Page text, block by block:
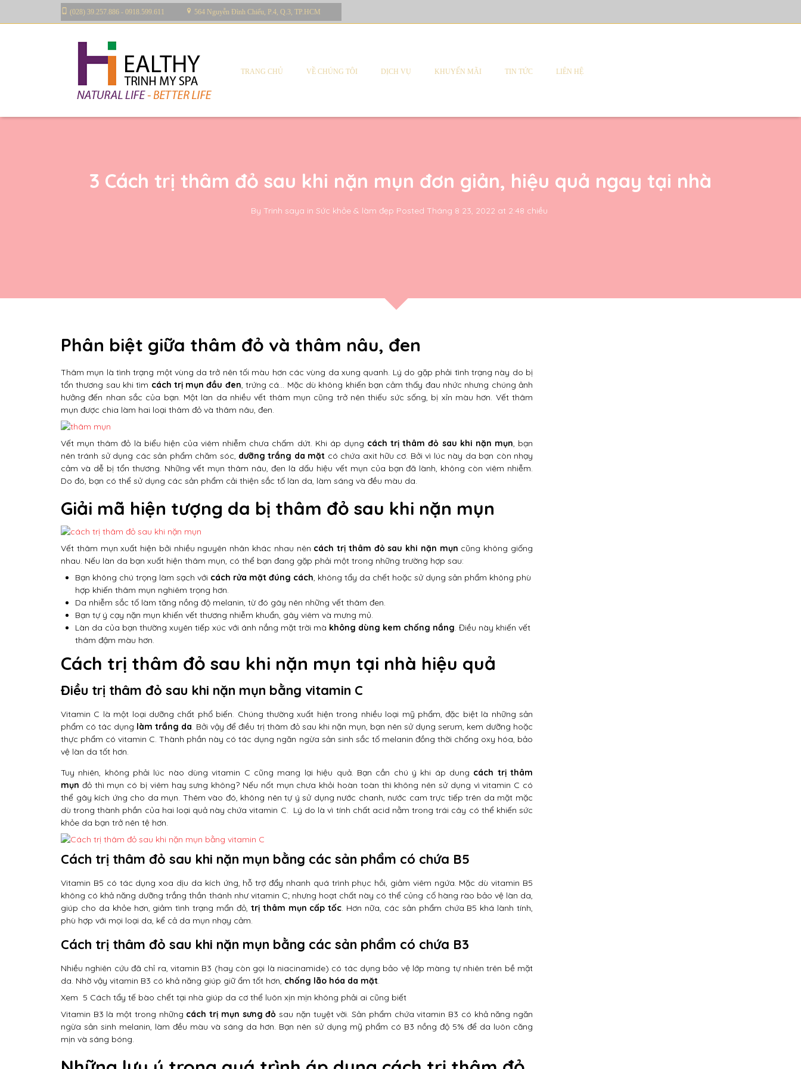
(028) 39.257.886 - 0918.599.611 564 Nguyễn Đình Chiểu, P.4, Q.3, TP.HCM
TRANG CHỦ VỀ CHÚNG TÔI DỊCH VỤ KHUYẾN MÃI TIN TỨC LIÊN HỆ
3 Cách trị thâm đỏ sau khi nặn mụn đơn giản, hiệu quả ngay tại nhà
By Trinh saya in Sức khỏe & làm đẹp Posted Tháng 8 23, 2022 at 2:48 chiều
Phân biệt giữa thâm đỏ và thâm nâu, đen
Thâm mụn là tình trạng một vùng da trở nên tối màu hơn các vùng da xung quanh. Lý do gặp phải tình trạng này do bị
tổn thương sau khi tìm cách trị mụn đầu đen, trứng cá… Mặc dù không khiến bạn cảm thấy đau nhức nhưng chúng ảnh
hưởng đến nhan sắc của bạn. Một làn da nhiều vết thâm mụn cũng trở nên thiếu sức sống, bị xỉn màu hơn. Vết thâm
mụn được chia làm hai loại thâm đỏ và thâm nâu, đen.
Vết mụn thâm đỏ là biểu hiện của viêm nhiễm chưa chấm dứt. Khi áp dụng cách trị thâm đỏ sau khi nặn mụn, bạn
nên tránh sử dụng các sản phẩm chăm sóc, dưỡng trắng da mặt có chứa axit hữu cơ. Bởi vì lúc này da bạn còn nhạy
cảm và dễ bị tổn thương. Những vết mụn thâm nâu, đen là dấu hiệu vết mụn của bạn đã lành, không còn viêm nhiễm.
Do đó, bạn có thể sử dụng các sản phẩm cải thiện sắc tố làn da, làm sáng và đều màu da.
Giải mã hiện tượng da bị thâm đỏ sau khi nặn mụn
Vết thâm mụn xuất hiện bởi nhiều nguyên nhân khác nhau nên cách trị thâm đỏ sau khi nặn mụn cũng không giống
nhau. Nếu làn da bạn xuất hiện thâm mụn, có thể bạn đang gặp phải một trong những trường hợp sau:
Bạn không chú trọng làm sạch với cách rửa mặt đúng cách, không tẩy da chết hoặc sử dụng sản phẩm không phù
hợp khiến thâm mụn nghiêm trọng hơn.
Da nhiễm sắc tố làm tăng nồng độ melanin, từ đó gây nên những vết thâm đen.
Bạn tự ý cạy nặn mụn khiến vết thương nhiễm khuẩn, gây viêm và mưng mủ.
Làn da của bạn thường xuyên tiếp xúc với ánh nắng mặt trời mà không dùng kem chống nắng. Điều này khiến vết
thâm đậm màu hơn.
Cách trị thâm đỏ sau khi nặn mụn tại nhà hiệu quả
Điều trị thâm đỏ sau khi nặn mụn bằng vitamin C
Vitamin C là một loại dưỡng chất phổ biến. Chúng thường xuất hiện trong nhiều loại mỹ phẩm, đặc biệt là những sản
phẩm có tác dụng làm trắng da. Bởi vậy để điều trị thâm đỏ sau khi nặn mụn, bạn nên sử dụng serum, kem dưỡng hoặc
thực phẩm có vitamin C. Thành phần này có tác dụng ngăn ngừa sản sinh sắc tố melanin đồng thời chống oxy hóa, bảo
vệ làn da tốt hơn.
Tuy nhiên, không phải lúc nào dùng vitamin C cũng mang lại hiệu quả. Bạn cần chú ý khi áp dung cách trị thâm
mụn đỏ thì mụn có bị viêm hay sưng không? Nếu nốt mụn chưa khỏi hoàn toàn thì không nên sử dụng vì vitamin C có
thể gây kích ứng cho da mụn. Thêm vào đó, không nên tự ý sử dụng nước chanh, nước cam trực tiếp trên da mặt mặc
dù trong thành phần của hai loại quả này chứa vitamin C. Lý do là vì tính chất acid nằm trong trái cây có thể khiến sức
khỏe da bạn trở nên tệ hơn.
Cách trị thâm đỏ sau khi nặn mụn bằng các sản phẩm có chứa B5
Vitamin B5 có tác dụng xoa dịu da kích ứng, hỗ trợ đẩy nhanh quá trình phục hồi, giảm viêm ngứa. Mặc dù vitamin B5
không có khả năng dưỡng trắng thần thánh như vitamin C; nhưng hoạt chất này có thể củng cố hàng rào bảo vệ làn da,
giúp cho da khỏe hơn, giảm tình trạng mẩn đỏ, trị thâm mụn cấp tốc. Hơn nữa, các sản phẩm chứa B5 khá lành tính,
phù hợp với mọi loại da, kể cả da mụn nhạy cảm.
Cách trị thâm đỏ sau khi nặn mụn bằng các sản phẩm có chứa B3
Nhiều nghiên cứu đã chỉ ra, vitamin B3 (hay còn gọi là niacinamide) có tác dụng bảo vệ lớp màng tự nhiên trên bề mặt
da. Nhờ vậy vitamin B3 có khả năng giúp giữ ẩm tốt hơn, chống lão hóa da mặt.
Xem 5 Cách tẩy tế bào chết tại nhà giúp da cơ thể luôn xịn mịn không phải ai cũng biết
Vitamin B3 là một trong những cách trị mụn sưng đỏ sau nặn tuyệt vời. Sản phẩm chứa vitamin B3 có khả năng ngăn
ngừa sản sinh melanin, làm đều màu và sáng da hơn. Bạn nên sử dụng mỹ phẩm có B3 nồng độ 5% để da luôn căng
mịn và sáng bóng.